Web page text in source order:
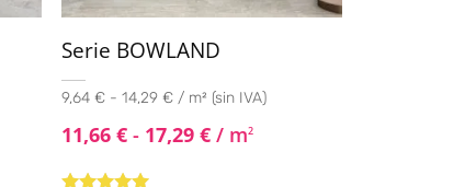
Serie BOWLAND
9,64 € - 14,29 € / m² (sin IVA)
11,66 € - 17,29 €/ m2